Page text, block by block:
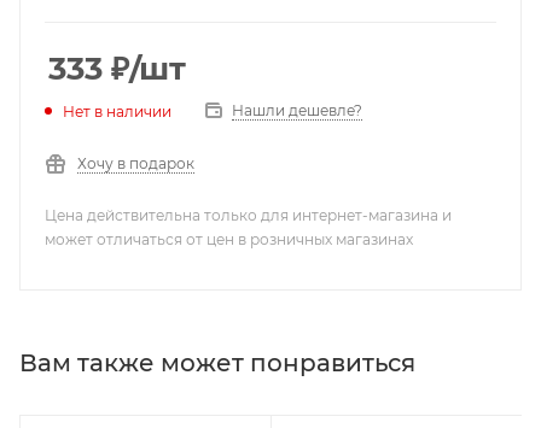
333 ₽/шт
Нет в наличии Нашли дешевле?
Хочу в подарок
Цена действительна только для интернет-магазина и
может отличаться от цен в розничных магазинах
Вам также может понравиться